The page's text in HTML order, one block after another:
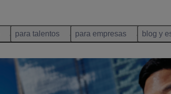
para talentos para empresas blog y